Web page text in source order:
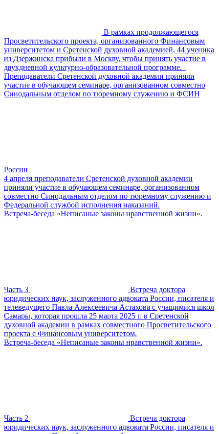
В рамках продолжающегося
Просветительского проекта, организованного Финансовым
университетом и Сретенской духовной академией, 44 ученика
из Дзержинска прибыли в Москву, чтобы принять участие в
двухдневной культурно-образовательной программе.
Преподаватели Сретенской духовной академии приняли
участие в обучающем семинаре, организованном совместно
Синодальным отделом по тюремному служению и ФСИН
России
4 апреля преподаватели Сретенской духовной академии
приняли участие в обучающем семинаре, организованном
совместно Синодальным отделом по тюремному служению и
Федеральной службой исполнения наказаний.
Встреча-беседа «Неписаные законы нравственной жизни».
Часть 3
Встреча доктора
юридических наук, заслуженного адвоката России, писателя и
телеведущего Павла Алексеевича Астахова с учащимися школ
Самары, которая прошла 25 марта 2025 г. в Сретенской
духовной академии в рамках совместного Просветительского
проекта с Финансовым университетом.
Встреча-беседа «Неписаные законы нравственной жизни».
Часть 2
Встреча доктора
юридических наук, заслуженного адвоката России, писателя и